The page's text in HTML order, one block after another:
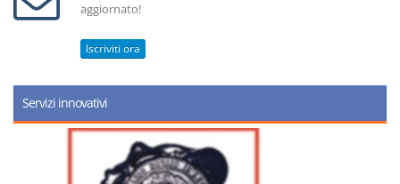
aggiornato!
Iscriviti ora
Servizi innovativi